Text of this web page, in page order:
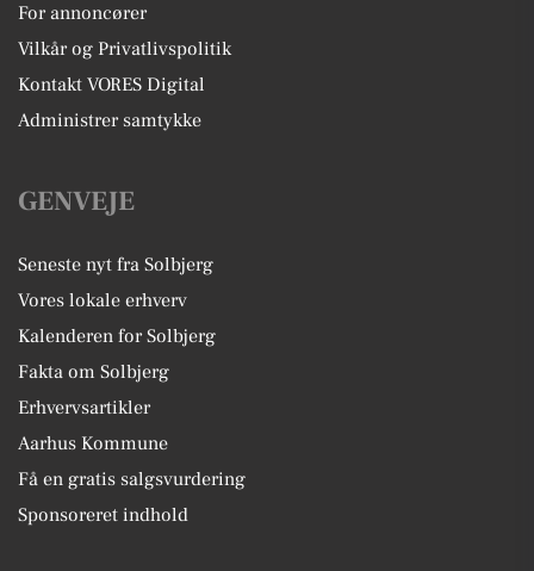
For annoncører
Vilkår og Privatlivspolitik
Kontakt VORES Digital
Administrer samtykke
GENVEJE
Seneste nyt fra Solbjerg
Vores lokale erhverv
Kalenderen for Solbjerg
Fakta om Solbjerg
Erhvervsartikler
Aarhus Kommune
Få en gratis salgsvurdering
Sponsoreret indhold